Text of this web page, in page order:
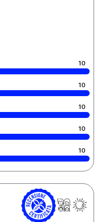
10
10
10
10
10